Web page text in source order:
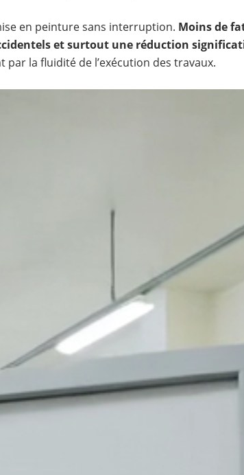
en peinture sans interruption. Moins de
et surtout une réduction
la fluidité de l’exécution des travaux.